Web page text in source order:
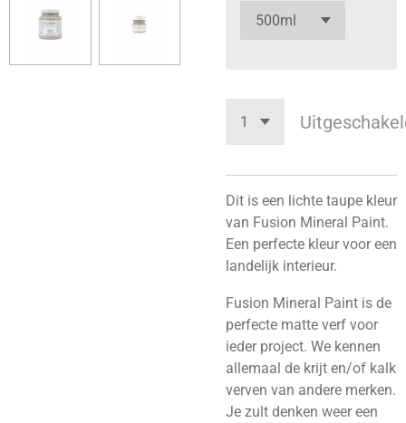
Dit is een lichte taupe kleur
van Fusion Mineral Paint.
Een perfecte kleur voor een
landelijk interieur.
Fusion Mineral Paint is de
perfecte matte verf voor
ieder project. We kennen
allemaal de krijt en/of kalk
verven van andere merken.
Je zult denken weer een